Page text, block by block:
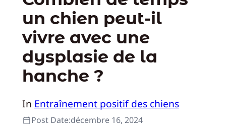
un chien peut-il
vivre avec une
dysplasie de la
hanche ?
In Entraînement positif des chiens
Post Date:décembre 16, 2024